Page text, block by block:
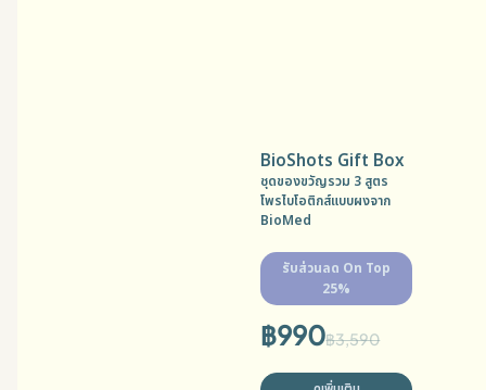
BioShots Gift Box
ชุดของขวัญรวม 3 สูตร
โพรไบโอติกส์แบบผงจาก
BioMed
รับส่วนลด On Top
25%
฿990฿3,590